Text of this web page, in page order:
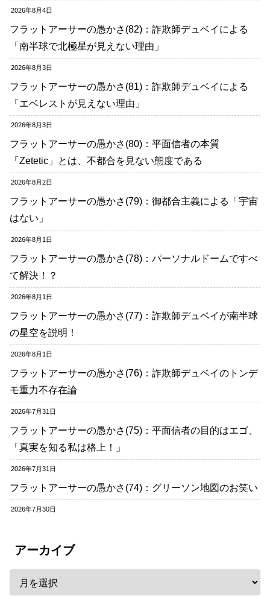
2026年8月4日
フラットアーサーの愚かさ(82)：詐欺師デュベイによる
「南半球で北極星が見えない理由」
2026年8月3日
フラットアーサーの愚かさ(81)：詐欺師デュベイによる
「エベレストが見えない理由」
2026年8月3日
フラットアーサーの愚かさ(80)：平面信者の本質
「Zetetic」とは、不都合を見ない態度である
2026年8月2日
フラットアーサーの愚かさ(79)：御都合主義による「宇宙
はない」
2026年8月1日
フラットアーサーの愚かさ(78)：パーソナルドームですべ
て解決！？
2026年8月1日
フラットアーサーの愚かさ(77)：詐欺師デュベイが南半球
の星空を説明！
2026年8月1日
フラットアーサーの愚かさ(76)：詐欺師デュベイのトンデ
モ重力不存在論
2026年7月31日
フラットアーサーの愚かさ(75)：平面信者の目的はエゴ、
「真実を知る私は格上！」
2026年7月31日
フラットアーサーの愚かさ(74)：グリーソン地図のお笑い
2026年7月30日
アーカイブ